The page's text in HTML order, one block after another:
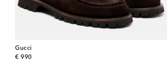
Gucci
€ 990
original price